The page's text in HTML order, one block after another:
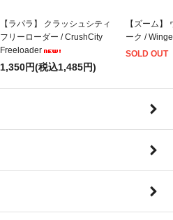
【ラパラ】 クラッシュシティ
フリーローダー / CrushCity
Freeloader
1,350円(税込1,485円)
【ズーム】
ーク /
SOLD OUT